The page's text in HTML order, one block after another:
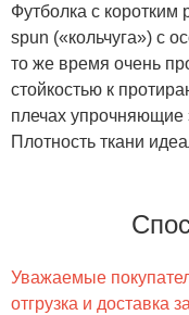
Футболка с
spun («кольчуга») с
то же время очень
стойкостью к
плечах
Плотность ткани
Уважаемые
отгрузка и доставка